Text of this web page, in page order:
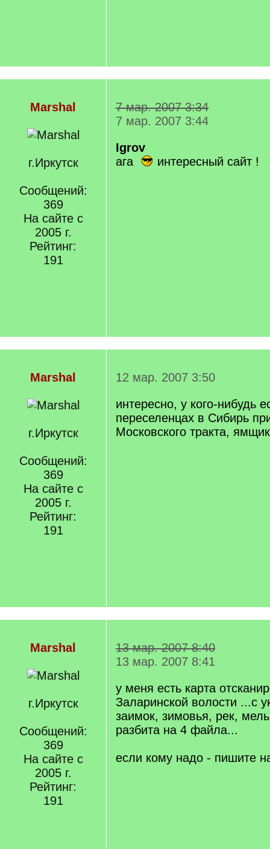
Marshal
г.Иркутск
Сообщений:
369
На сайте с
2005 г.
Рейтинг:
191
7 мар. 2007 3:34
7 мар. 2007 3:44
Igrov
ага
интересный сайт !
Marshal
г.Иркутск
Сообщений:
369
На сайте с
2005 г.
Рейтинг:
191
12 мар. 2007 3:50
интересно, у кого-нибудь
переселенцах в Сибирь
Московского тракта,
Marshal
г.Иркутск
Сообщений:
369
На сайте с
2005 г.
Рейтинг:
191
13 мар. 2007 8:40
13 мар. 2007 8:41
у меня есть карта
Заларинской волости ...с
заимок, зимовья, рек,
разбита на 4 файла...
если кому надо - пишите